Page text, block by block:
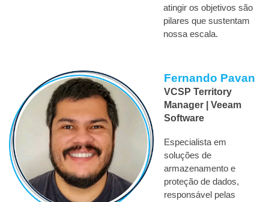
atingir os objetivos são
pilares que sustentam
nossa escala.
Fernando Pavan
VCSP Territory
Manager | Veeam
Software
Especialista em
soluções de
armazenamento e
proteção de dados,
responsável pelas